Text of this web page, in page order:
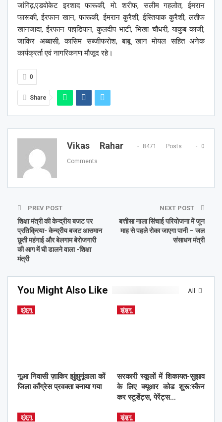
जांगिढ़,एडवोकेट इरशाद फारूकी, मो. शरीफ, सलीम गहलोत, ईमरान
फारूकी, ईरफान खान, फारूकी, ईमरान कुरैशी, ईस्तियाक कुरैशी, लतीफ
खानजादा, ईरफान पहाडि़यान, कुलदीप भाटी, भिखा चौधरी, याकुब काजी,
जाकिर अब्बासी, कासिम सब्जीफरोश, बाबू खान मोयल सहित अनेक
कार्यक्रर्ता एवं नागरिकगण मौजूद रहे।
0
Share
Vikas Rahar 8471 Posts 0
Comments
PREV POST
शिक्षा मंत्री की केन्द्रीय बजट पर
प्रतिक्रिया- केन्द्रीय बजट आसमान
छूती महंगाई और बेलगाम बेरोजगारी
की आग में घी डालने वाला -शिक्षा
मंत्री
NEXT POST
बत्तीसा नाला सिंचाई परियोजना में जून
माह से पहले रोका जाएगा पानी – जल
संसाधन मंत्री
All
You Might Also Like
झुंझुनू
नूआ निवासी ज़ाकिर झुंझुनूंवाला कों
जिला काँग्रेस प्रवक्ता बनाया गया
झुंझुनू
सरकारी स्कूलों में शिकायत-सुझाव
के लिए क्यूआर कोड शुरू:स्कैन
कर स्टूडेंट्स, पेरेंट्स…
झुंझुनू झुंझुनू